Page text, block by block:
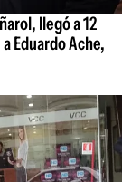
llegó a 12
Eduardo Ache,